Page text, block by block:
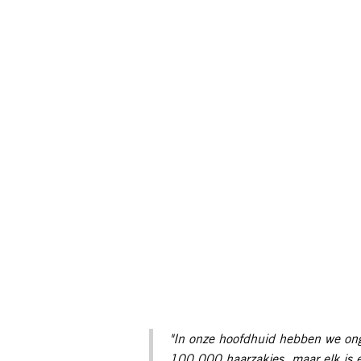
"In onze hoofdhuid hebben we